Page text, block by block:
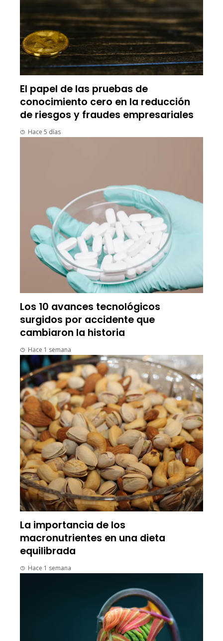
El papel de las pruebas de
conocimiento cero en la reducción
de riesgos y fraudes empresariales
Hace 5 días
Los 10 avances tecnológicos
surgidos por accidente que
cambiaron la historia
Hace 1 semana
La importancia de los
macronutrientes en una dieta
equilibrada
Hace 1 semana